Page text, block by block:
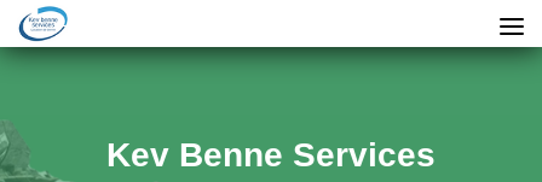
Kev Benne Services